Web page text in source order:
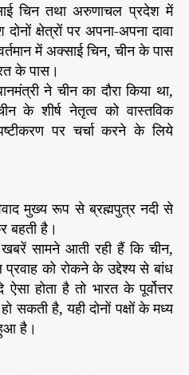
चिन तथा अरुणाचल प्रदेश में
क्षेत्रों पर अपना-अपना दावा
में अक्साई चिन, चीन के पास
के पास।
ने चीन का दौरा किया था,
के शीर्ष नेतृत्व को वास्तविक
पर चर्चा करने के लिये
मुख्य रूप से ब्रह्मपुत्र नदी से
बहती है।
सामने आती रही हैं कि चीन,
को रोकने के उद्देश्य से बांध
होता है तो भारत के पूर्वोत्तर
सकती है, यही दोनों पक्षों के मध्य
है।